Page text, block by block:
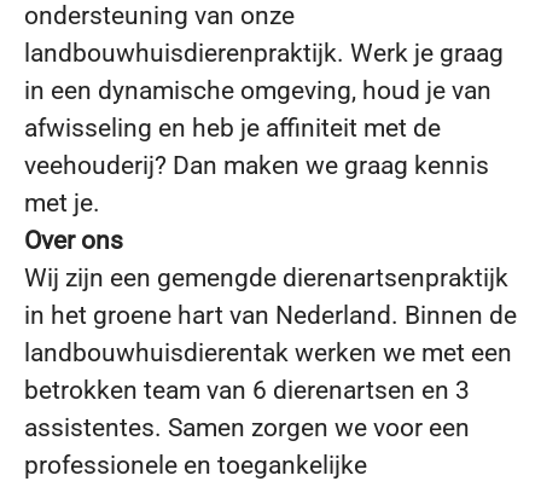
ondersteuning van onze
landbouwhuisdierenpraktijk. Werk je graag
in een dynamische omgeving, houd je van
afwisseling en heb je affiniteit met de
veehouderij? Dan maken we graag kennis
met je.
Over ons
Wij zijn een gemengde dierenartsenpraktijk
in het groene hart van Nederland. Binnen de
landbouwhuisdierentak werken we met een
betrokken team van 6 dierenartsen en 3
assistentes. Samen zorgen we voor een
professionele en toegankelijke